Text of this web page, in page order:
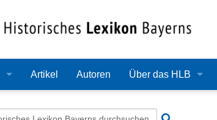
Artikel Autoren Über das HLB